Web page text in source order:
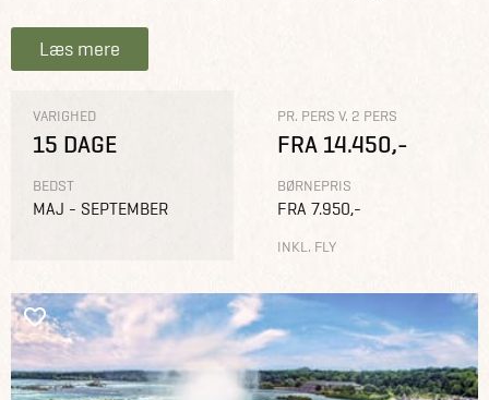
Læs mere
VARIGHED
15 DAGE
BEDST
MAJ - SEPTEMBER
PR. PERS V. 2 PERS
FRA 14.450,-
BØRNEPRIS
FRA 7.950,-
INKL. FLY